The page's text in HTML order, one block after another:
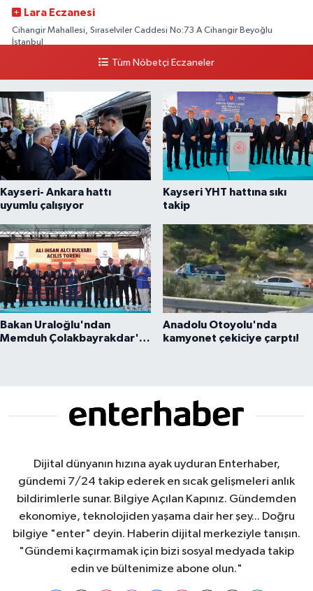
Lara Eczanesi
Cihangir Mahallesi, Sıraselviler Caddesi No:73 A Cihangir Beyoğlu
İstanbul
Yol Tarifi Al
Tüm Nöbetçi Eczaneler
Kayseri- Ankara hattı
uyumlu çalışıyor
Kayseri YHT hattına sıkı
takip
Bakan Uraloğlu'ndan
Memduh Çolakbayrakdar'a
Anadolu Otoyolu'nda
kamyonet çekiciye çarptı!
Dijital dünyanın hızına ayak uyduran Enterhaber,
gündemi 7/24 takip ederek en sıcak gelişmeleri anlık
bildirimlerle sunar. Bilgiye Açılan Kapınız. Gündemden
ekonomiye, teknolojiden yaşama dair her şey... Doğru
bilgiye "enter" deyin. Haberin dijital merkeziyle tanışın.
"Gündemi kaçırmamak için bizi sosyal medyada takip
edin ve bültenimize abone olun."